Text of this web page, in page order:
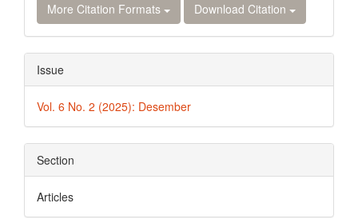
More Citation Formats Download Citation
Issue
Vol. 6 No. 2 (2025): Desember
Section
Articles